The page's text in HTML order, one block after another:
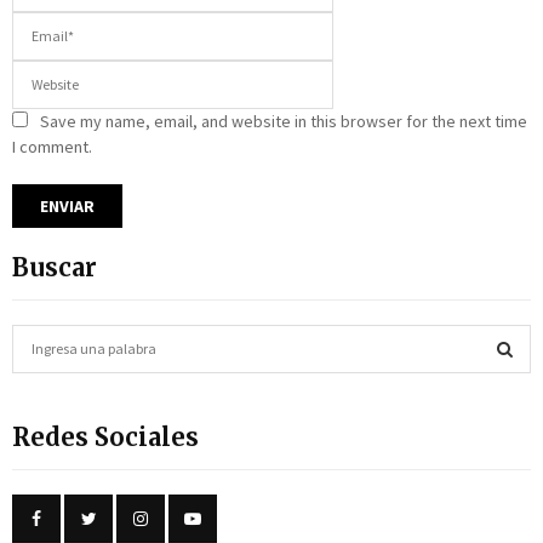
Save my name, email, and website in this browser for the next time
I comment.
Buscar
c
f
Redes Sociales